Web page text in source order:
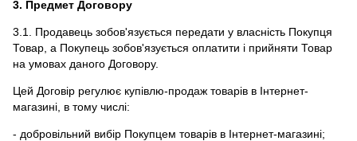
3. Предмет Договору
3.1. Продавець зобов'язується передати у власність Покупця
Товар, а Покупець зобов'язується оплатити і прийняти Товар
на умовах даного Договору.
Цей Договір регулює купівлю-продаж товарів в Інтернет-
магазині, в тому числі:
- добровільний вибір Покупцем товарів в Інтернет-магазині;